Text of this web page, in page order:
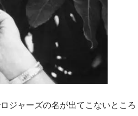
ジャーズの名が出てこないところ